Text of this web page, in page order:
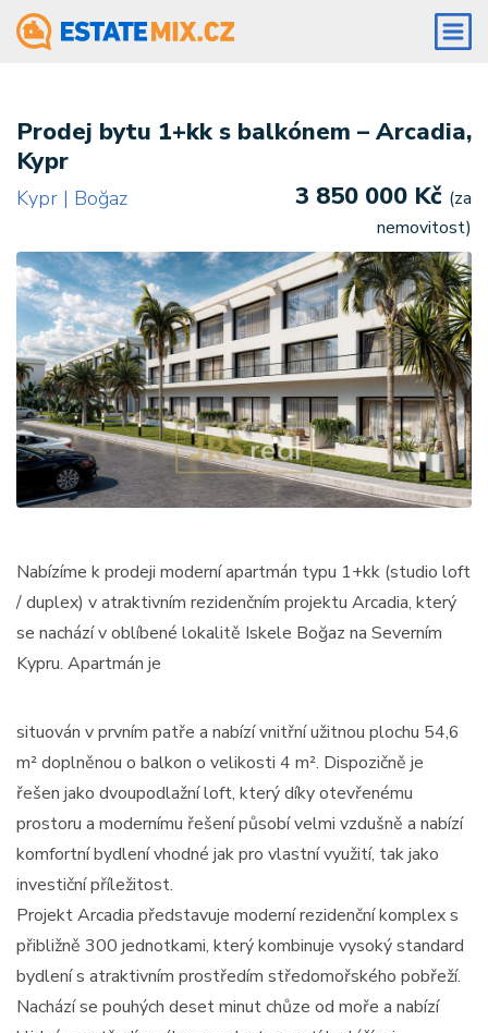
Prodej bytu 1+kk s balkónem – Arcadia,
Kypr
Kypr | Boğaz 3 850 000 Kč (za
nemovitost)
Nabízíme k prodeji moderní apartmán typu 1+kk (studio loft
/ duplex) v atraktivním rezidenčním projektu Arcadia, který
se nachází v oblíbené lokalitě Iskele Boğaz na Severním
Kypru. Apartmán je
situován v prvním patře a nabízí vnitřní užitnou plochu 54,6
m² doplněnou o balkon o velikosti 4 m². Dispozičně je
řešen jako dvoupodlažní loft, který díky otevřenému
prostoru a modernímu řešení působí velmi vzdušně a nabízí
komfortní bydlení vhodné jak pro vlastní využití, tak jako
investiční příležitost.
Projekt Arcadia představuje moderní rezidenční komplex s
přibližně 300 jednotkami, který kombinuje vysoký standard
bydlení s atraktivním prostředím středomořského pobřeží.
Nachází se pouhých deset minut chůze od moře a nabízí